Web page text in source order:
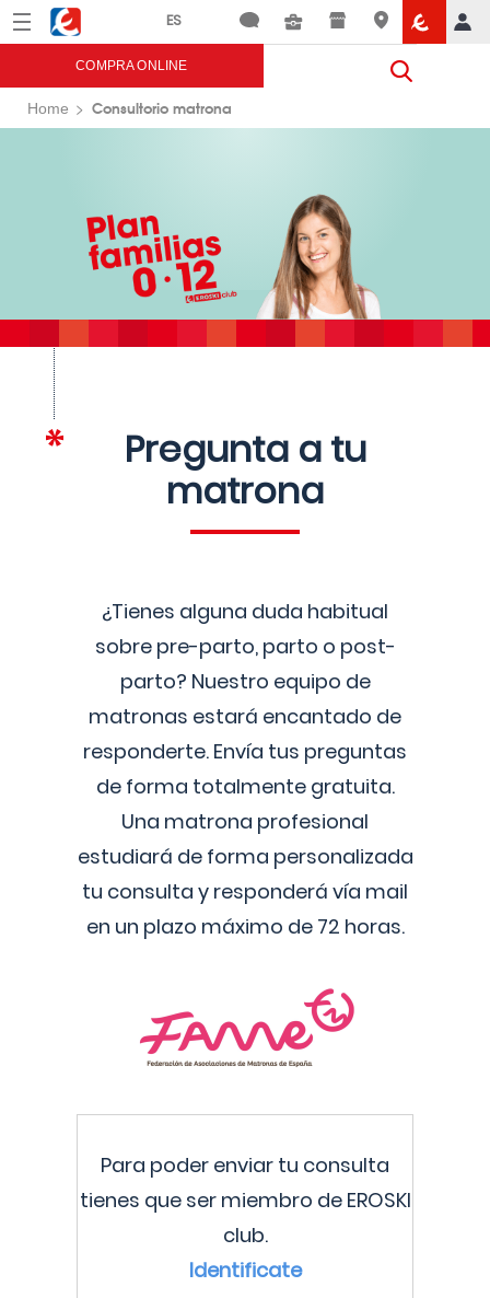
Menú Eroski
COMPRA ONLINE
Home Consultorio matrona
Pregunta a tu
matrona
¿Tienes alguna duda habitual
sobre pre-parto, parto o post-
parto? Nuestro equipo de
matronas estará encantado de
responderte. Envía tus preguntas
de forma totalmente gratuita.
Una matrona profesional
estudiará de forma personalizada
tu consulta y responderá vía mail
en un plazo máximo de 72 horas.
Para poder enviar tu consulta
tienes que ser miembro de EROSKI
club.
Identificate